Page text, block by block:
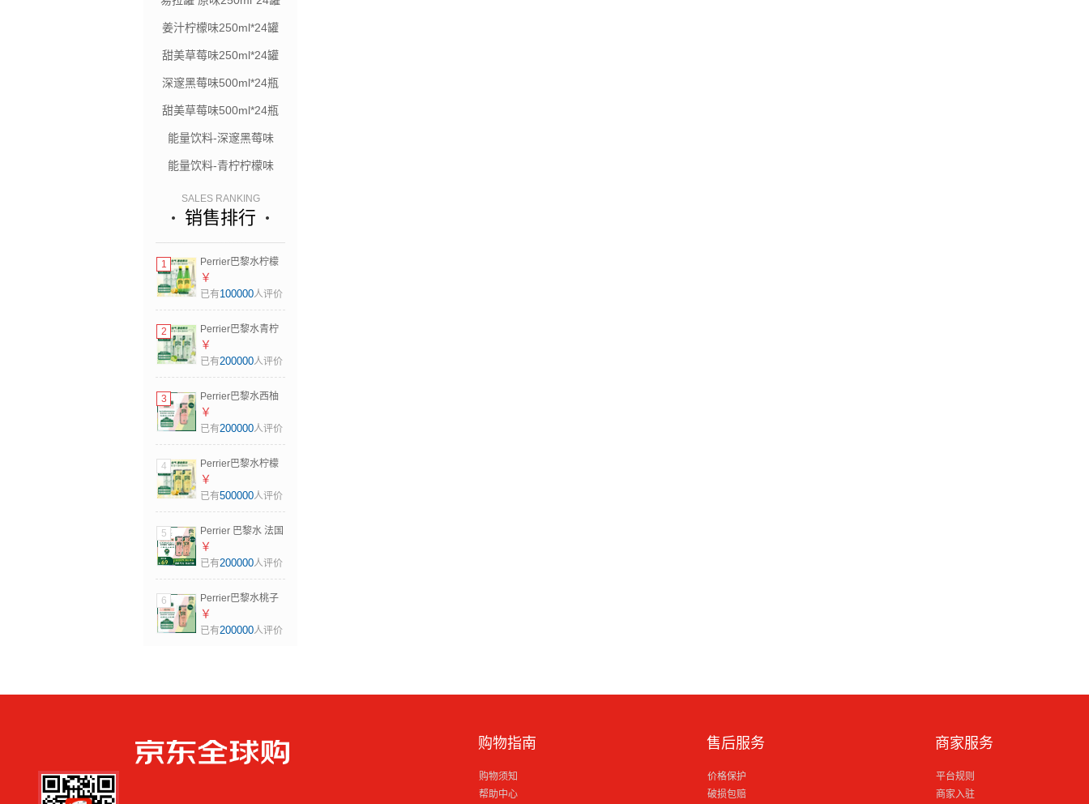
姜汁柠檬味250ml*24罐
甜美草莓味250ml*24罐
深邃黑莓味500ml*24瓶
甜美草莓味500ml*24瓶
能量饮料-深邃黑莓味
能量饮料-青柠柠檬味
SALES RANKING
销售排行
1
Perrier巴黎水柠檬
味气泡水500ml*24
瓶整箱 无糖天然含
￥
已有100000人评价
2
Perrier巴黎水青柠
味气泡水250ml*30
罐整箱 法国原装进
￥
已有200000人评价
3
Perrier巴黎水西柚
味气泡水冰箱包
250ml*10罐 法国原
￥
已有200000人评价
4
Perrier巴黎水柠檬
味气泡水250ml*30
罐整箱 法国原装进
￥
已有500000人评价
5
Perrier 巴黎水 法国
进口无糖气泡水
250ml桃子味10罐
￥
已有200000人评价
6
Perrier巴黎水桃子
味气泡水250ml*10
罐 法国原装进口 无
￥
已有200000人评价
购物指南
购物须知
帮助中心
售后服务
价格保护
破损包赔
商家服务
平台规则
商家入驻